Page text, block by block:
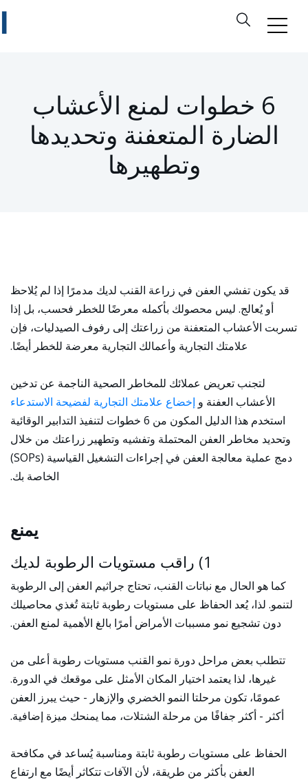
6 خطوات لمنع الأعشاب
الضارة المتعفنة وتحديدها
وتطهيرها
قد يكون تفشي العفن في زراعة القنب لديك مدمرًا إذا لم يُلاحظ
أو يُعالج. ليس محصولك بأكمله معرضًا للخطر فحسب، بل إذا
تسربت الأعشاب المتعفنة من زراعتك إلى رفوف الصيدليات، فإن
علامتك التجارية وأعمالك التجارية معرضة للخطر أيضًا.
لتجنب تعريض عملائك للمخاطر الصحية الناجمة عن تدخين
الأعشاب العفنة و إخضاع علامتك التجارية لفضيحة الاستدعاء
استخدم هذا الدليل المكون من 6 خطوات لتنفيذ التدابير الوقائية
وتحديد مخاطر العفن المحتملة وتفشيه وتطهير زراعتك من خلال
دمج عملية معالجة العفن في إجراءات التشغيل القياسية (SOPs)
الخاصة بك.
يمنع
كما هو الحال مع نباتات القنب، تحتاج جراثيم العفن إلى الرطوبة
لتنمو. لذا، يُعد الحفاظ على مستويات رطوبة ثابتة تُغذي محاصيلك
دون تشجيع نمو مسببات الأمراض أمرًا بالغ الأهمية لمنع العفن.
تتطلب بعض مراحل دورة نمو القنب مستويات رطوبة أعلى من
غيرها، لذا يعتمد اختيار المكان الأمثل على موقعك في الدورة.
عمومًا، تكون مرحلتا النمو الخضري والإزهار - حيث يبرز العفن
أكثر - أكثر جفافًا من مرحلة الشتلات، مما يمنحك ميزة إضافية.
الحفاظ على مستويات رطوبة ثابتة ومناسبة يُساعد في مكافحة
العفن بأكثر من طريقة، لأن الآفات تتكاثر أيضًا مع ارتفاع